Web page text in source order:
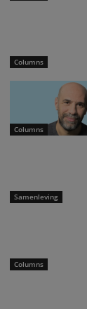
Columns
Columns
Samenleving
Columns